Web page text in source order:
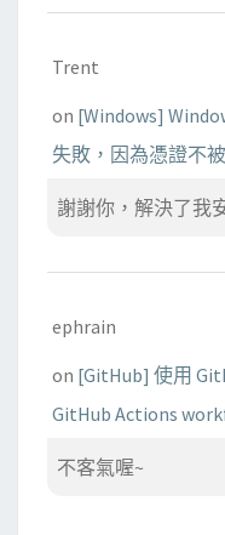
Trent
on [Windows]
失敗，因為憑證不
謝謝你，解決了我
ephrain
on [GitHub] 使用
GitHub Actions
不客氣喔~